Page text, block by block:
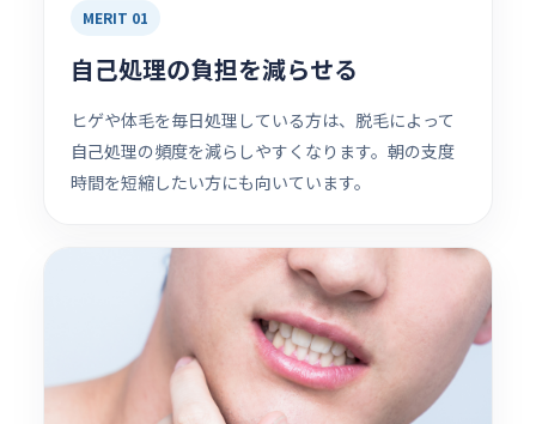
MERIT 01
自己処理の負担を減らせる
ヒゲや体毛を毎日処理している方は、脱毛によって
自己処理の頻度を減らしやすくなります。朝の支度
時間を短縮したい方にも向いています。